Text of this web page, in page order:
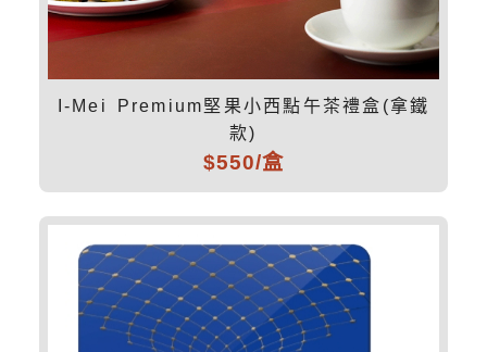
I-Mei Premium堅果小西點午茶禮盒(拿鐵
款)
$550/盒